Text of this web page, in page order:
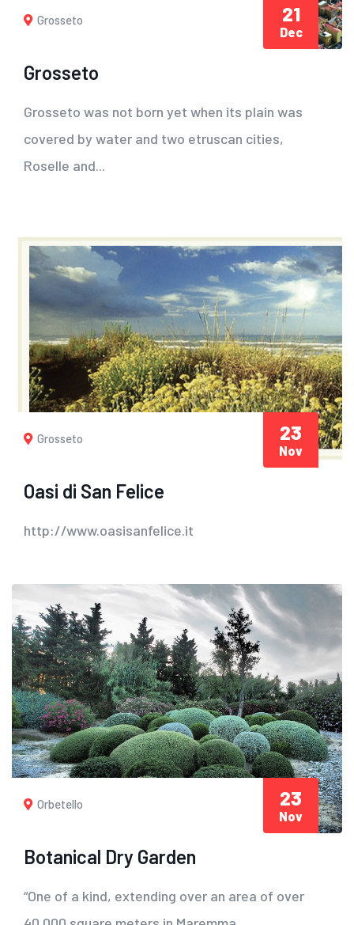
Grosseto
Grosseto
Grosseto was not born yet when its plain was
covered by water and two etruscan cities,
Roselle and...
21
Dec
Grosseto
Oasi di San Felice
http://www.oasisanfelice.it
23
Nov
Orbetello
Botanical Dry Garden
“One of a kind, extending over an area of ​​over
23
Nov